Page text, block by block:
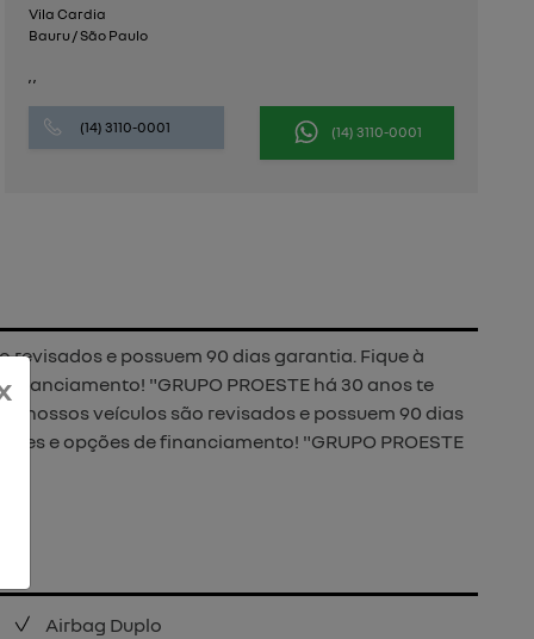
Vila Cardia
Bauru / São Paulo
(14) 3110-0001 (14) 3110-0001
e possuem 90 dias garantia. Fique à
"GRUPO PROESTE há 30 anos te
nossos veículos são revisados e possuem 90 dias
e opções de financiamento! "GRUPO PROESTE
Airbag Duplo